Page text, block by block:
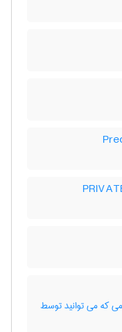
که می توانید توسط